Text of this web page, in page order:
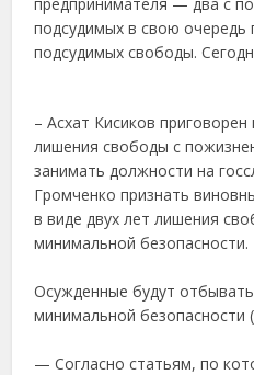
подсудимых в свою очередь
подсудимых свободы.
– Асхат Кисиков
лишения свободы с
занимать должности на
Громченко признать
в виде двух лет лишения
минимальной безопасности.
Осужденные будут
минимальной безопасности
— Согласно статьям, по